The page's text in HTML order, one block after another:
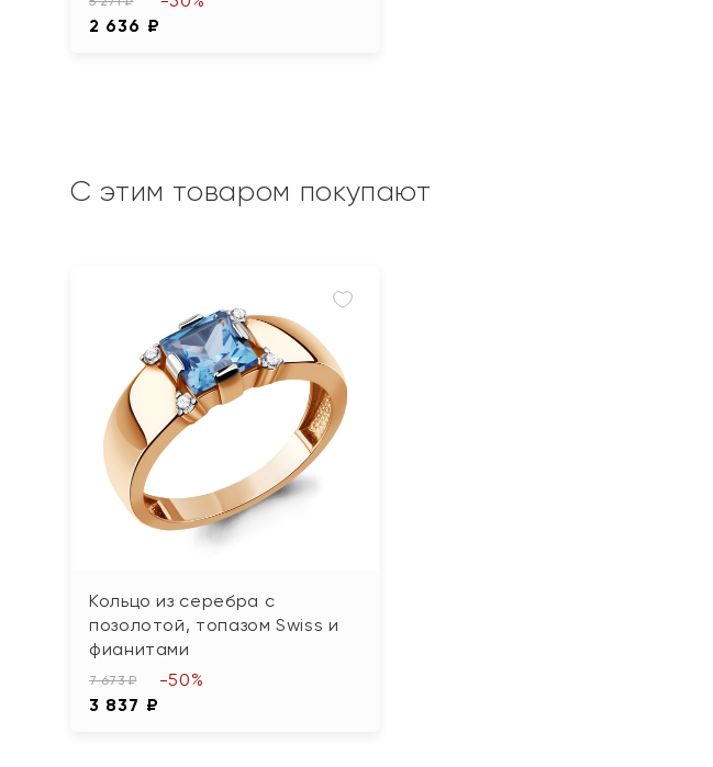
2 636 ₽
С этим товаром покупают
Кольцо из серебра с
позолотой, топазом Swiss и
фианитами
7 673 ₽
3 837 ₽
-50%